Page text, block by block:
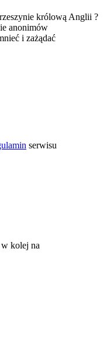
królową Anglii ?
anonimów
i zażądać
serwisu
kolej na